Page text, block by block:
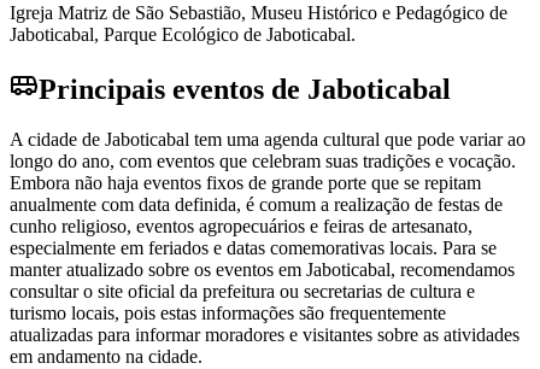
Igreja Matriz de São Sebastião, Museu Histórico e Pedagógico de
Jaboticabal, Parque Ecológico de Jaboticabal.
Principais eventos de Jaboticabal
A cidade de Jaboticabal tem uma agenda cultural que pode variar ao
longo do ano, com eventos que celebram suas tradições e vocação.
Embora não haja eventos fixos de grande porte que se repitam
anualmente com data definida, é comum a realização de festas de
cunho religioso, eventos agropecuários e feiras de artesanato,
especialmente em feriados e datas comemorativas locais. Para se
manter atualizado sobre os eventos em Jaboticabal, recomendamos
consultar o site oficial da prefeitura ou secretarias de cultura e
turismo locais, pois estas informações são frequentemente
atualizadas para informar moradores e visitantes sobre as atividades
em andamento na cidade.